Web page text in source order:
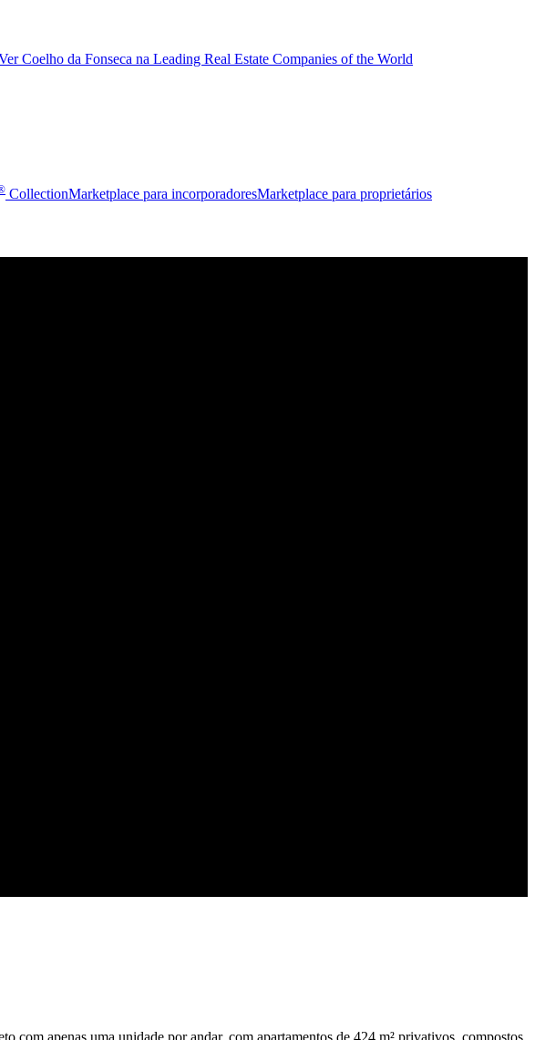
Coelho da Fonseca na Leading Real Estate Companies of the World
CollectionMarketplace para incorporadoresMarketplace para proprietários